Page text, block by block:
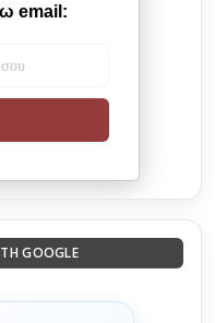
email:
GOOGLE